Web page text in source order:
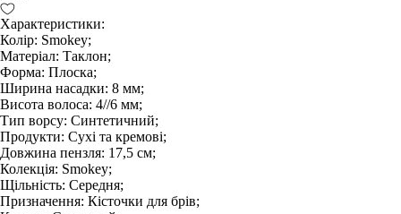
Характеристики:
Колір: Smokey;
Матеріал: Таклон;
Форма: Плоска;
Ширина насадки: 8 мм;
Висота волоса: 4//6 мм;
Тип ворсу: Синтетичний;
Продукти: Сухі та кремові;
Довжина пензля: 17,5 см;
Колекція: Smokey;
Щільність: Середня;
Призначення: Кісточки для брів;